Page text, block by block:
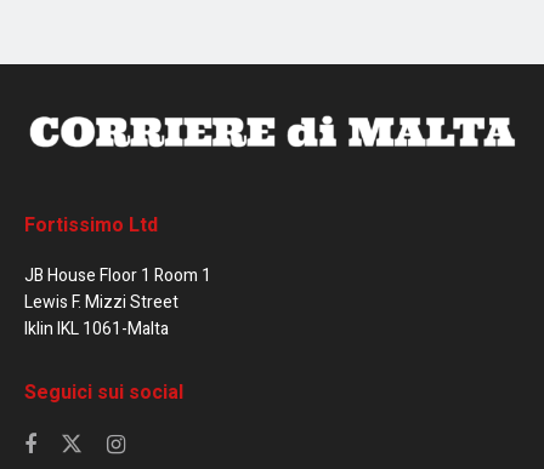
Fortissimo Ltd
JB House Floor 1 Room 1
Lewis F. Mizzi Street
Iklin IKL 1061-Malta
Seguici sui social